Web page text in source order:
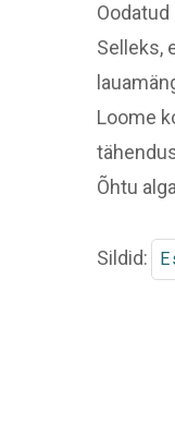
Selleks,
Loome
Õhtu
Sildid: